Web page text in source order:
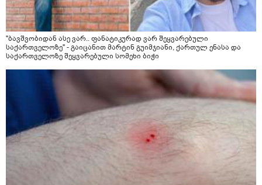
"ბავშვობიდან ასე ვარ.. ფანატიკურად ვარ შეყვარებული
საქართველოზე" - გაიცანით მარტინ გუიმჯიანი, ქართულ ენასა და
საქართველოზე შეყვარებული სომეხი ბიჭი